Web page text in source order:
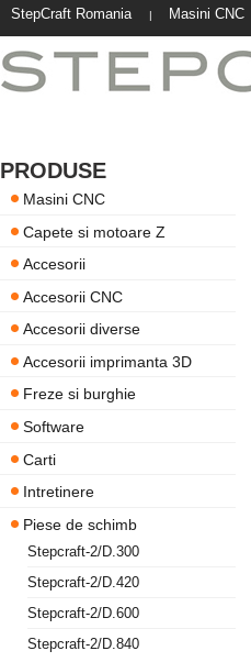
StepCraft Romania | Masini CNC
PRODUSE
Masini CNC
Capete si motoare Z
Accesorii
Accesorii CNC
Accesorii diverse
Accesorii imprimanta 3D
Freze si burghie
Software
Carti
Intretinere
Piese de schimb
Stepcraft-2/D.300
Stepcraft-2/D.420
Stepcraft-2/D.600
Stepcraft-2/D.840